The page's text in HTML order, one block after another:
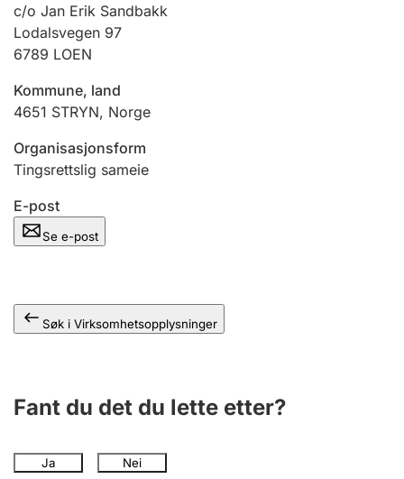
Jeger
Betaling og jegeravgiftskort
Ektepaktveileder
c/o Jan Erik Sandbakk
Lodalsvegen 97
6789 LOEN
Kommune, land
4651 STRYN, Norge
Organisasjonsform
Tingsrettslig sameie
E-post
Se e-post
Søk i Virksomhetsopplysninger
Fant du det du lette etter?
Ja Nei